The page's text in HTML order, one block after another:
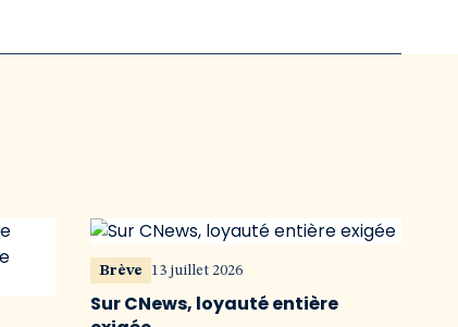
Brève 13 juillet 2026
Sur CNews, loyauté entière